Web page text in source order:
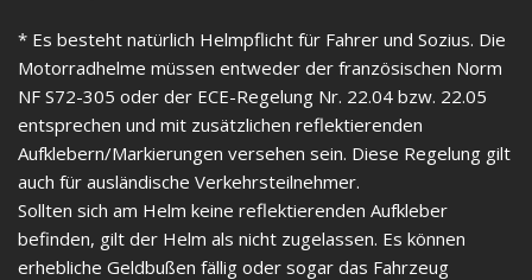
* Es besteht natürlich Helmpflicht für Fahrer und Sozius. Die
Motorradhelme müssen entweder der französischen Norm
NF S72-305 oder der ECE-Regelung Nr. 22.04 bzw. 22.05
entsprechen und mit zusätzlichen reflektierenden
Aufklebern/Markierungen versehen sein. Diese Regelung gilt
auch für ausländische Verkehrsteilnehmer.
Sollten sich am Helm keine reflektierenden Aufkleber
befinden, gilt der Helm als nicht zugelassen. Es können
erhebliche Geldbußen fällig oder sogar das Fahrzeug